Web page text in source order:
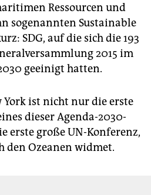
Ressourcen und
sogenannten Sustainable
SDG, auf die sich die 193
2015 im
geeinigt hatten.
York ist nicht nur die erste
dieser Agenda-2030-
erste große UN-Konferenz,
den Ozeanen widmet.